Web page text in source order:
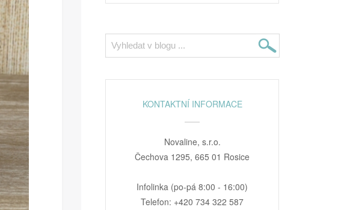
KONTAKTNÍ INFORMACE
Novaline, s.r.o.
Čechova 1295, 665 01 Rosice
Infolinka (po-pá 8:00 - 16:00)
Telefon: +420 734 322 587